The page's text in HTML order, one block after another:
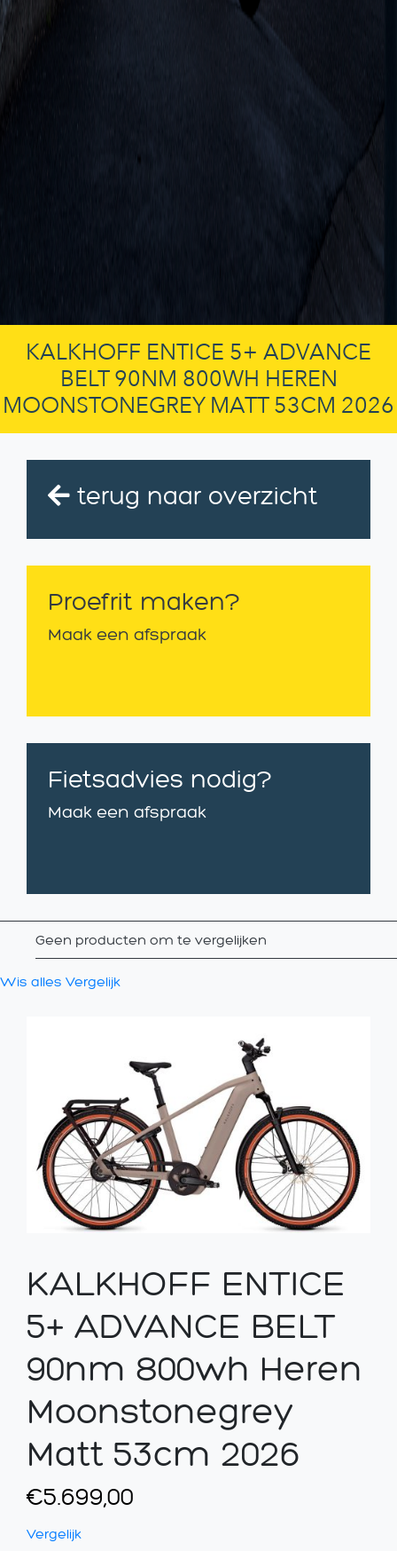
KALKHOFF ENTICE 5+ ADVANCE
BELT 90NM 800WH HEREN
MOONSTONEGREY MATT 53CM 2026
terug naar overzicht
Proefrit maken?
Maak een afspraak
Fietsadvies nodig?
Maak een afspraak
Geen producten om te vergelijken
Wis alles Vergelijk
KALKHOFF ENTICE
5+ ADVANCE BELT
90nm 800wh Heren
Moonstonegrey
Matt 53cm 2026
€5.699,00
Vergelijk